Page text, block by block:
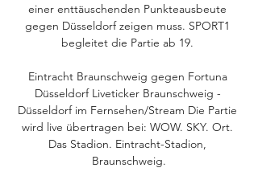
einer enttäuschenden Punkteausbeute
gegen Düsseldorf zeigen muss. SPORT1
begleitet die Partie ab 19.
Eintracht Braunschweig gegen Fortuna
Düsseldorf Liveticker Braunschweig -
Düsseldorf im Fernsehen/Stream Die Partie
wird live übertragen bei: WOW. SKY. Ort.
Das Stadion. Eintracht-Stadion,
Braunschweig.